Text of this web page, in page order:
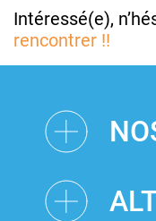
Intéressé(e),
rencontrer !!